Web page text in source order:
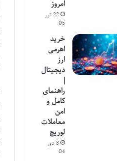
امروز
22 تیر
05
خرید
اهرمی
ارز
دیجیتال
|
راهنمای
کامل و
امن
معاملات
لوریج
3 دی
04